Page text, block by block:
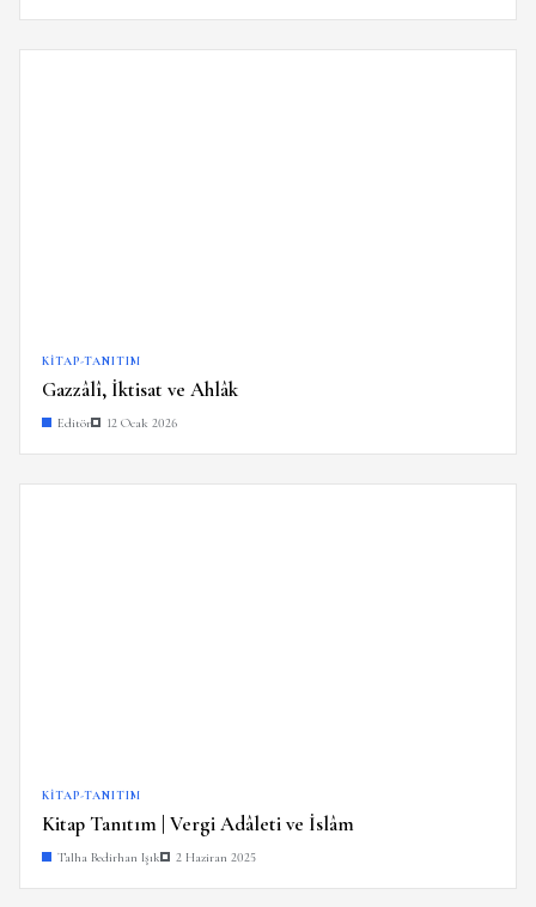
KITAP-TANITIM
Gazzâlî, İktisat ve Ahlâk
Editör 12 Ocak 2026
KITAP-TANITIM
Kitap Tanıtım | Vergi Adâleti ve İslâm
Talha Bedirhan Işık 2 Haziran 2025